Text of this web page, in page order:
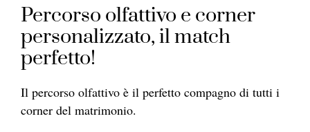
Percorso olfattivo e corner
personalizzato, il match
perfetto!
Il percorso olfattivo è il perfetto compagno di tutti i
corner del matrimonio.